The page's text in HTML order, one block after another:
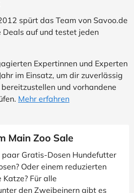
spürt das Team von Savoo.de
Deals auf und testet jeden
Expertinnen und Experten
im Einsatz, um dir zuverlässig
und vorhandene
Mehr erfahren
Main Zoo Sale
Gratis-Dosen Hundefutter
Oder einem reduzierten
Für alle
den Zweibeinern gibt es